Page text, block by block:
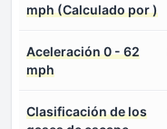
mph (Calculado por )
Aceleración 0 - 62
mph
Clasificación de los